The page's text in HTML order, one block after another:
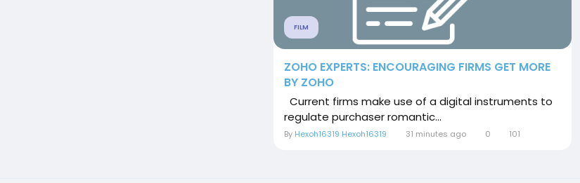
FILM
ZOHO EXPERTS: ENCOURAGING FIRMS GET MORE
BY ZOHO
Current firms make use of a digital instruments to
regulate purchaser romantic...
By Hexoh16319 Hexoh16319 31 minutes ago 0 101